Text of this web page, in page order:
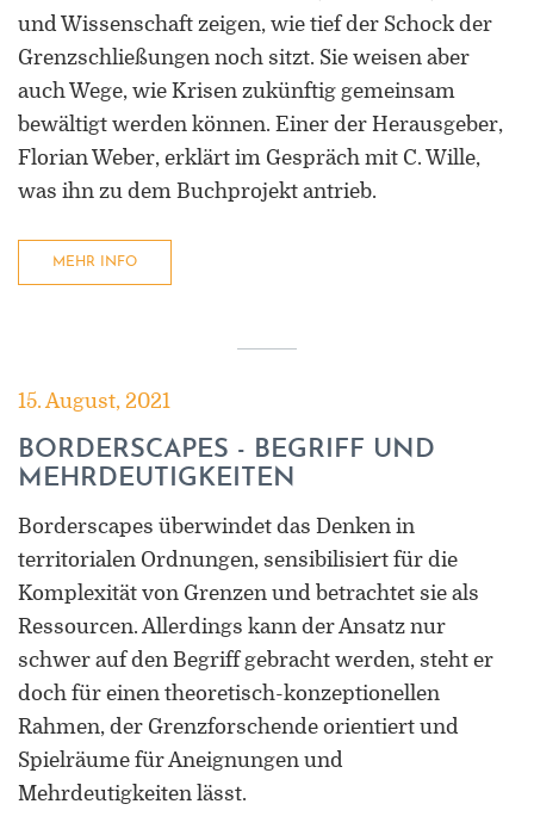
und Wissenschaft zeigen, wie tief der Schock der
Grenzschließungen noch sitzt. Sie weisen aber
auch Wege, wie Krisen zukünftig gemeinsam
bewältigt werden können. Einer der Herausgeber,
Florian Weber, erklärt im Gespräch mit C. Wille,
was ihn zu dem Buchprojekt antrieb.
MEHR INFO
15. August, 2021
BORDERSCAPES - BEGRIFF UND
MEHRDEUTIGKEITEN
Borderscapes überwindet das Denken in
territorialen Ordnungen, sensibilisiert für die
Komplexität von Grenzen und betrachtet sie als
Ressourcen. Allerdings kann der Ansatz nur
schwer auf den Begriff gebracht werden, steht er
doch für einen theoretisch-konzeptionellen
Rahmen, der Grenzforschende orientiert und
Spielräume für Aneignungen und
Mehrdeutigkeiten lässt.